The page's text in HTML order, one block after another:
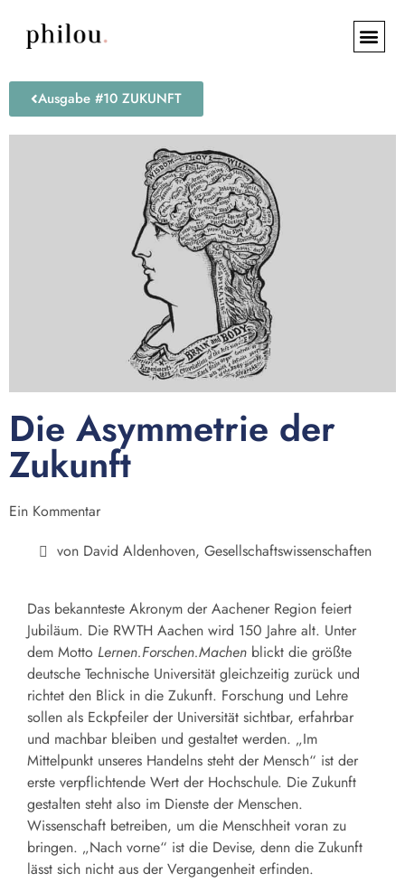
Ausgabe #10 ZUKUNFT
Die Asymmetrie der
Zukunft
Ein Kommentar
von David Aldenhoven, Gesellschaftswissenschaften
Das bekannteste Akronym der Aachener Region feiert
Jubiläum. Die RWTH Aachen wird 150 Jahre alt. Unter
dem Motto Lernen.Forschen.Machen blickt die größte
deutsche Technische Universität gleichzeitig zurück und
richtet den Blick in die Zukunft. Forschung und Lehre
sollen als Eckpfeiler der Universität sichtbar, erfahrbar
und machbar bleiben und gestaltet werden. „Im
Mittelpunkt unseres Handelns steht der Mensch“ ist der
erste verpflichtende Wert der Hochschule. Die Zukunft
gestalten steht also im Dienste der Menschen.
Wissenschaft betreiben, um die Menschheit voran zu
bringen. „Nach vorne“ ist die Devise, denn die Zukunft
lässt sich nicht aus der Vergangenheit erfinden.